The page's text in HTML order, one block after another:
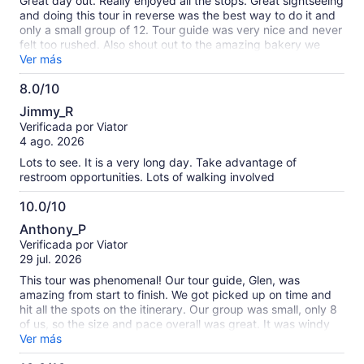
and doing this tour in reverse was the best way to do it and
only a small group of 12. Tour guide was very nice and never
felt too rushed. Also shout out to the amazing bakery we
stopped at.. had the most delicious meat pie.
Ver más
8.0/10
8.0
de
10
Jimmy_R
Verificada por Viator
4 ago. 2026
Lots to see. It is a very long day. Take advantage of
restroom opportunities. Lots of walking involved
10.0/10
10.0
de
10
Anthony_P
Verificada por Viator
29 jul. 2026
This tour was phenomenal! Our tour guide, Glen, was
amazing from start to finish. We got picked up on time and
hit all the spots on the itinerary. Our group was small, only 8
of us, so the size and pace overall was great. It was windy
and drizzling at certain spots but we still managed to get
great pictures and videos while avoiding all the crowds. The
Ver más